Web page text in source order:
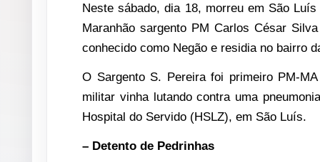
Neste sábado, dia 18, morreu em São
Maranhão sargento PM Carlos César
conhecido como Negão e residia no bairro
O Sargento S. Pereira foi primeiro PM-
militar vinha lutando contra uma
Hospital do Servido (HSLZ), em São Luís.
– Detento de Pedrinhas